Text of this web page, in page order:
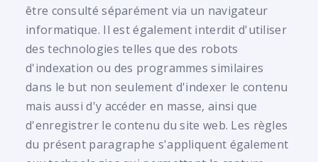
être consulté séparément via un navigateur
informatique. Il est également interdit d'utiliser
des technologies telles que des robots
d'indexation ou des programmes similaires
dans le but non seulement d'indexer le contenu
mais aussi d'y accéder en masse, ainsi que
d'enregistrer le contenu du site web. Les règles
du présent paragraphe s'appliquent également